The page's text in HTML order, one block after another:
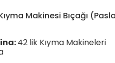
Makinesi Bıçağı
42 lik Kıyma Makineleri